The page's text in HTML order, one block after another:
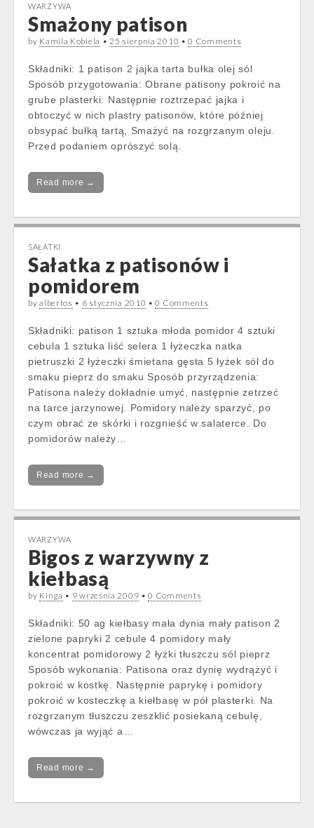
WARZYWA
Smażony patison
by Kamila Kobiela • 25 sierpnia 2010 •0 Comments
Składniki: 1 patison 2 jajka tarta bułka olej sól
Sposób przygotowania: Obrane patisony pokroić na
grube plasterki. Następnie roztrzepać jajka i
obtoczyć w nich plastry patisonów, które później
obsypać bułką tartą, Smażyć na rozgrzanym oleju.
Przed podaniem oprószyć solą.
Read more →
SAŁATKI
Sałatka z patisonów i
pomidorem
byalbertos • 6 stycznia 2010 •0 Comments
Składniki: patison 1 sztuka młoda pomidor 4 sztuki
cebula 1 sztuka liść selera 1 łyżeczka natka
pietruszki 2 łyżeczki śmietana gęsta 5 łyżek sól do
smaku pieprz do smaku Sposób przyrządzenia:
Patisona należy dokładnie umyć, następnie zetrzeć
na tarce jarzynowej. Pomidory należy sparzyć, po
czym obrać ze skórki i rozgnieść w salaterce. Do
pomidorów należy…
Read more →
WARZYWA
Bigos z warzywny z
kiełbasą
by Kinga • 9 września 2009 •0 Comments
Składniki: 50 ag kiełbasy mała dynia mały patison 2
zielone papryki 2 cebule 4 pomidory mały
koncentrat pomidorowy 2 łyżki tłuszczu sól pieprz
Sposób wykonania: Patisona oraz dynię wydrążyć i
pokroić w kostkę. Następnie paprykę i pomidory
pokroić w kosteczkę a kiełbasę w pół plasterki. Na
rozgrzanym tłuszczu zeszklić posiekaną cebulę,
wówczas ja wyjąć a…
Read more →